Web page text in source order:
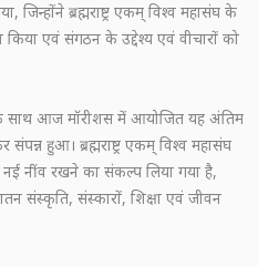
ब्रह्मराष्ट्र एकम् विश्व महासंघ के
किया एवं संगठन के उद्देश्य एवं वीचारों को
साथ आज मॉरीशस में आयोजित यह अंतिम
हुआ। ब्रह्मराष्ट्र एकम् विश्व महासंघ
नई नींव रखने का संकल्प लिया गया है,
संस्कृति, संस्कारों, शिक्षा एवं जीवन